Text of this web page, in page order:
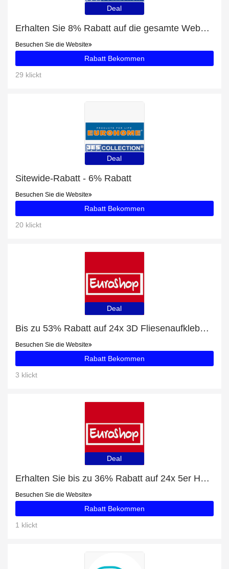
Deal
Erhalten Sie 8% Rabatt auf die gesamte Website | 10% Rabatt auf Schraubdeckelöffner EUROHOME®
Besuchen Sie die Website
Rabatt Bekommen
29 klickt
Deal
Sitewide-Rabatt - 6% Rabatt
Besuchen Sie die Website
Rabatt Bekommen
20 klickt
Deal
Bis zu 53% Rabatt auf 24x 3D Fliesenaufkleber und mehr
Besuchen Sie die Website
Rabatt Bekommen
3 klickt
Deal
Erhalten Sie bis zu 36% Rabatt auf 24x 5er Herzkerzen (120 Kerzen) und 89 beliebte Artikel
Besuchen Sie die Website
Rabatt Bekommen
1 klickt